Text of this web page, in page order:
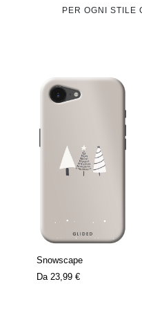
PER OGNI STILE
Snowscape
Da 23,99 €